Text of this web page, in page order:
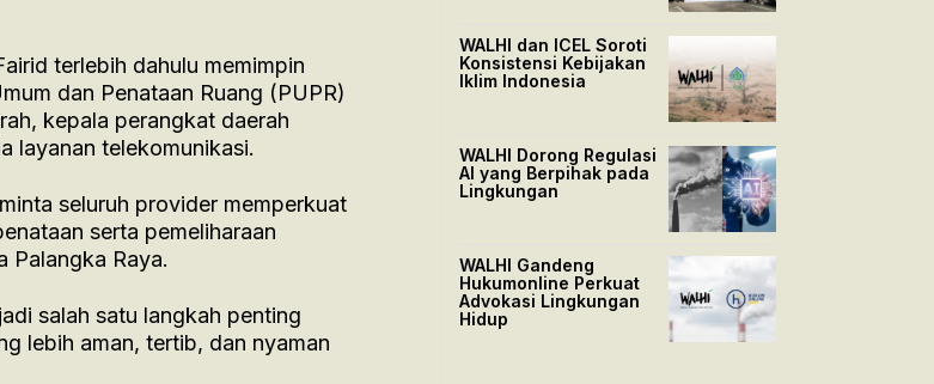
terlebih dahulu memimpin
dan Penataan Ruang (PUPR)
kepala perangkat daerah
layanan telekomunikasi.
seluruh provider memperkuat
serta pemeliharaan
Palangka Raya.
salah satu langkah penting
lebih aman, tertib, dan nyaman
WALHI dan ICEL Soroti
Konsistensi Kebijakan
Iklim Indonesia
WALHI Dorong Regulasi
AI yang Berpihak pada
Lingkungan
WALHI Gandeng
Hukumonline Perkuat
Advokasi Lingkungan
Hidup